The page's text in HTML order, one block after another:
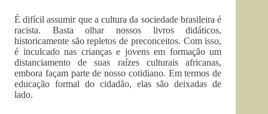
É difícil assumir que a cultura da sociedade brasileira é
racista. Basta olhar nossos livros didáticos,
historicamente são repletos de preconceitos. Com isso,
é inculcado nas crianças e jovens em formação um
distanciamento de suas raízes culturais africanas,
embora façam parte de nosso cotidiano. Em termos de
educação formal do cidadão, elas são deixadas de
lado.